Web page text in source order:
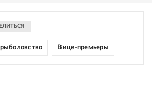
Вице-премьеры